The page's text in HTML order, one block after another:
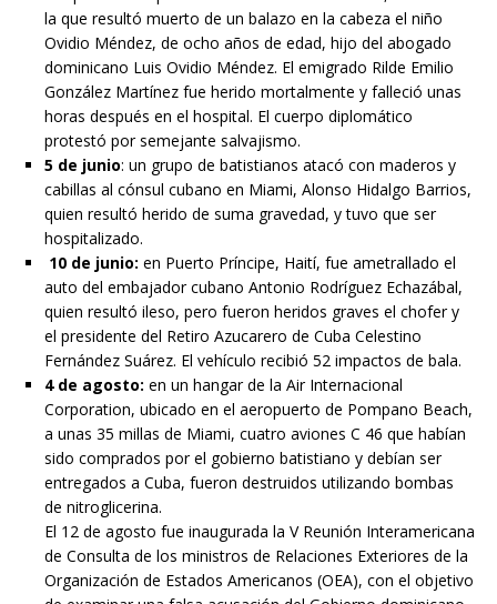
la que resultó muerto de un balazo en la cabeza el niño
Ovidio Méndez, de ocho años de edad, hijo del abogado
dominicano Luis Ovidio Méndez. El emigrado Rilde Emilio
González Martínez fue herido mortalmente y falleció unas
horas después en el hospital. El cuerpo diplomático
protestó por semejante salvajismo.
5 de junio: un grupo de batistianos atacó con maderos y
cabillas al cónsul cubano en Miami, Alonso Hidalgo Barrios,
quien resultó herido de suma gravedad, y tuvo que ser
hospitalizado.
10 de junio: en Puerto Príncipe, Haití, fue ametrallado el
auto del embajador cubano Antonio Rodríguez Echazábal,
quien resultó ileso, pero fueron heridos graves el chofer y
el presidente del Retiro Azucarero de Cuba Celestino
Fernández Suárez. El vehículo recibió 52 impactos de bala.
4 de agosto: en un hangar de la Air Internacional
Corporation, ubicado en el aeropuerto de Pompano Beach,
a unas 35 millas de Miami, cuatro aviones C 46 que habían
sido comprados por el gobierno batistiano y debían ser
entregados a Cuba, fueron destruidos utilizando bombas
de nitroglicerina.
El 12 de agosto fue inaugurada la V Reunión Interamericana
de Consulta de los ministros de Relaciones Exteriores de la
Organización de Estados Americanos (OEA), con el objetivo